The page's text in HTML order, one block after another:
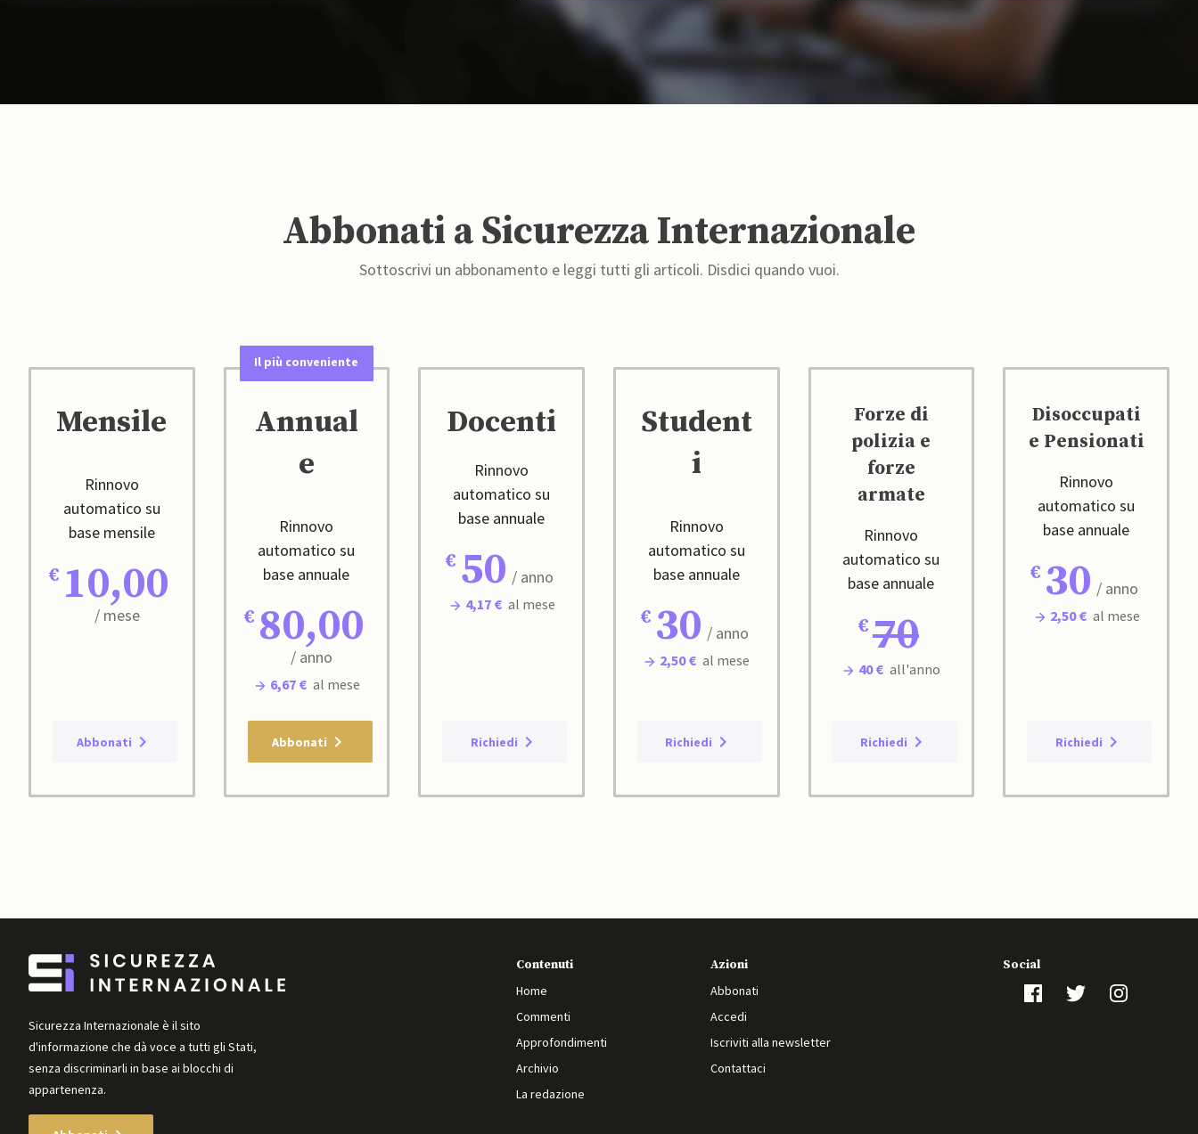
Abbonati a Sicurezza Internazionale
Sottoscrivi un abbonamento e leggi tutti gli articoli. Disdici quando vuoi.
Mensile
Rinnovo
automatico su
base mensile
10,00
/ mese
Abbonati
Il più conveniente
Annual
e
Rinnovo
automatico su
base annuale
80,00
/ anno
6,67 € al mese
Abbonati
Docenti
Rinnovo
automatico su
base annuale
50 / anno
4,17 € al mese
Richiedi
Student
i
Rinnovo
automatico su
base annuale
30 / anno
2,50 € al mese
Richiedi
Forze di
polizia e
forze
armate
Rinnovo
automatico su
base annuale
70
40 € all'anno
Richiedi
Disoccupati
e Pensionati
Rinnovo
automatico su
base annuale
30 / anno
2,50 € al mese
Richiedi
Sicurezza Internazionale è il sito
d'informazione che dà voce a tutti gli Stati,
senza discriminarli in base ai blocchi di
appartenenza.
Contenuti
Home
Commenti
Approfondimenti
Archivio
La redazione
Azioni
Abbonati
Accedi
Iscriviti alla newsletter
Contattaci
Social